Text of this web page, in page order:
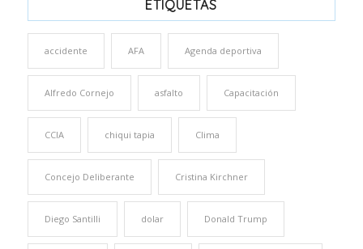
ETIQUETAS
accidente AFA Agenda deportiva
Alfredo Cornejo asfalto Capacitación
CCIA chiqui tapia Clima
Concejo Deliberante Cristina Kirchner
Diego Santilli dolar Donald Trump